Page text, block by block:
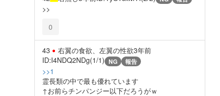
>>
0
43 右翼の食欲、左翼の性欲3年前
ID:I4NDQ2NDg(1/1) NG 報告
>>1
霊長類の中で最も優れています
↑お前らチンパンジー以下だろうがｗ